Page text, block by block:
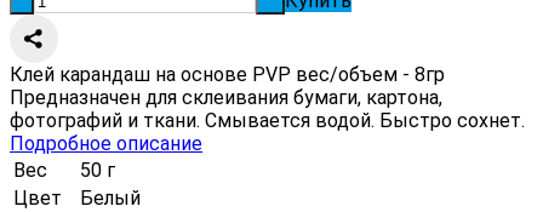
Клей карандаш на основе PVP вес/объем - 8гр
Предназначен для склеивания бумаги, картона,
фотографий и ткани. Смывается водой. Быстро сохнет.
Подробное описание
Вес
50 г
Цвет
Белый